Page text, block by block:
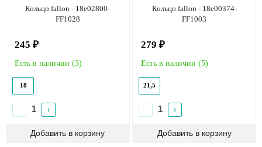
Кольцо fallon - 18e02800-
FF1028
245 ₽
Есть в наличии (3)
18
− +
Кольцо fallon - 18e00374-
FF1003
279 ₽
Есть в наличии (5)
21,5
− +